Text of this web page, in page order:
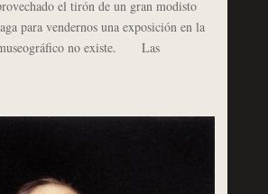
el tirón de un gran modisto
para vendernos una exposición en la
no existe. Las